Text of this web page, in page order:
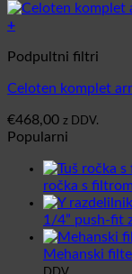
+
Podpultni filtri
Celoten komplet
€468,00 z DDV.
Popularni
ročka s
1/4” push-fit
Mehanski